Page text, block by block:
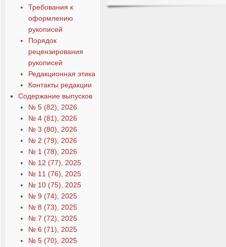
Требования к
оформлению
рукописей
Порядок
рецензирования
рукописей
Редакционная этика
Контакты редакции
Содержание выпусков
№ 5 (82), 2026
№ 4 (81), 2026
№ 3 (80), 2026
№ 2 (79), 2026
№ 1 (78), 2026
№ 12 (77), 2025
№ 11 (76), 2025
№ 10 (75), 2025
№ 9 (74), 2025
№ 8 (73), 2025
№ 7 (72), 2025
№ 6 (71), 2025
№ 5 (70), 2025